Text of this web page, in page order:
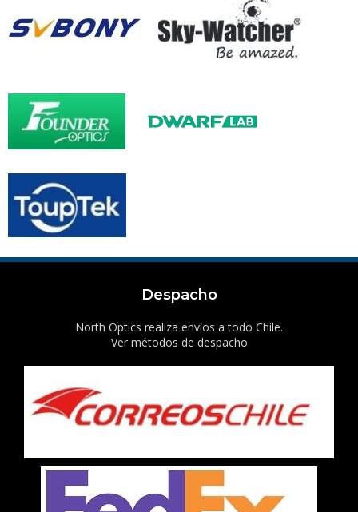
Despacho
North Optics realiza envíos a todo Chile.
Ver métodos de despacho